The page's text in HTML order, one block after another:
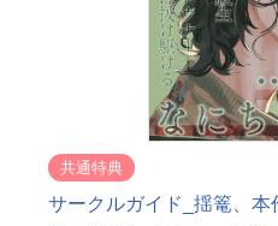
共通特典
サークルガイド_揺篭、